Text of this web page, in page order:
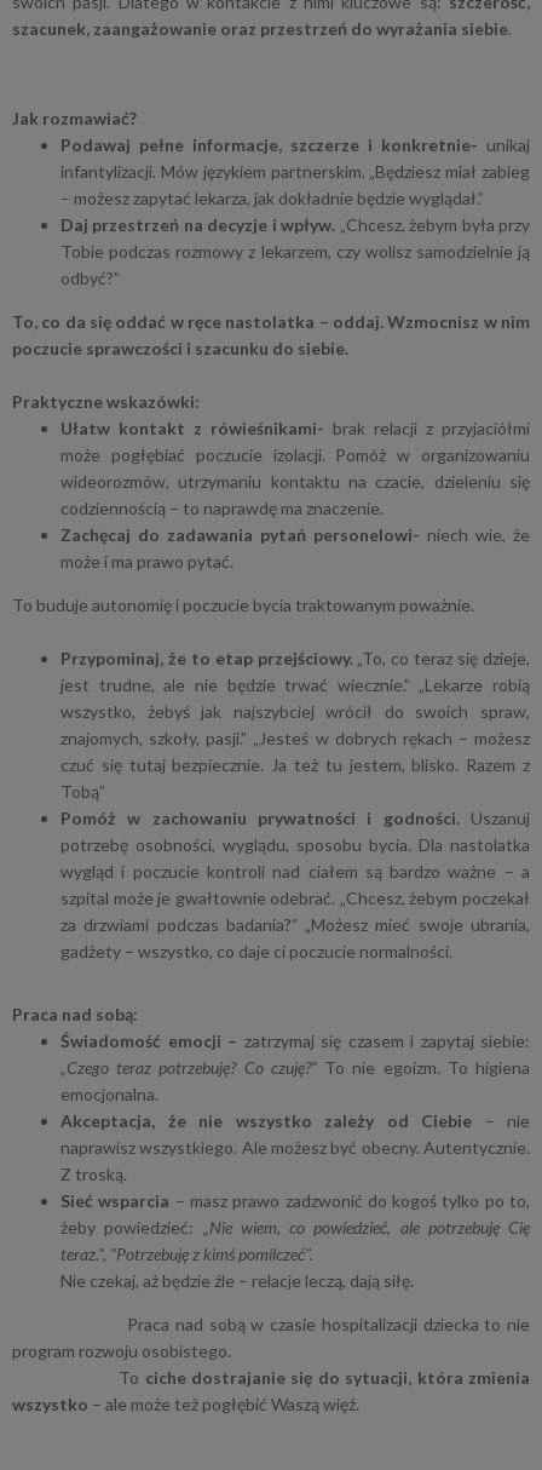
szacunek, zaangażowanie oraz przestrzeń do wyrażania siebie.
Jak rozmawiać?
Podawaj pełne informacje, szczerze i konkretnie- unikaj
infantylizacji. Mów językiem partnerskim. „Będziesz miał zabieg
– możesz zapytać lekarza, jak dokładnie będzie wyglądał.”
Daj przestrzeń na decyzje i wpływ. „Chcesz, żebym była przy
Tobie podczas rozmowy z lekarzem, czy wolisz samodzielnie ją
odbyć?”
To, co da się oddać w ręce nastolatka – oddaj. Wzmocnisz w nim
poczucie sprawczości i szacunku do siebie.
Praktyczne wskazówki:
Ułatw kontakt z rówieśnikami- brak relacji z przyjaciółmi
może pogłębiać poczucie izolacji. Pomóż w organizowaniu
wideorozmów, utrzymaniu kontaktu na czacie, dzieleniu się
codziennością – to naprawdę ma znaczenie.
Zachęcaj do zadawania pytań personelowi- niech wie, że
może i ma prawo pytać.
To buduje autonomię i poczucie bycia traktowanym poważnie.
Przypominaj, że to etap przejściowy. „To, co teraz się dzieje,
jest trudne, ale nie będzie trwać wiecznie.” „Lekarze robią
wszystko, żebyś jak najszybciej wrócił do swoich spraw,
znajomych, szkoły, pasji.” „Jesteś w dobrych rękach – możesz
czuć się tutaj bezpiecznie. Ja też tu jestem, blisko. Razem z
Tobą”
Pomóż w zachowaniu prywatności i godności. Uszanuj
potrzebę osobności, wyglądu, sposobu bycia. Dla nastolatka
wygląd i poczucie kontroli nad ciałem są bardzo ważne – a
szpital może je gwałtownie odebrać. „Chcesz, żebym poczekał
za drzwiami podczas badania?” „Możesz mieć swoje ubrania,
gadżety – wszystko, co daje ci poczucie normalności.
Praca nad sobą:
Świadomość emocji – zatrzymaj się czasem i zapytaj siebie:
„Czego teraz potrzebuję? Co czuję?” To nie egoizm. To higiena
emocjonalna.
Akceptacja, że nie wszystko zależy od Ciebie – nie
naprawisz wszystkiego. Ale możesz być obecny. Autentycznie.
Z troską.
Sieć wsparcia – masz prawo zadzwonić do kogoś tylko po to,
żeby powiedzieć:
„Nie wiem, co powiedzieć, ale potrzebuję Cię
teraz.”, "Potrzebuję z kimś pomilczeć".
Nie czekaj, aż będzie źle – relacje leczą, dają siłę.
Praca nad sobą w czasie hospitalizacji dziecka to nie
program rozwoju osobistego.
To ciche dostrajanie się do sytuacji, która zmienia
wszystko – ale może też pogłębić Waszą więź.